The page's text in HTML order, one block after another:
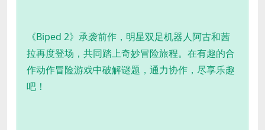
《Biped 2》承袭前作，明星双足机器人阿古和茜
拉再度登场，共同踏上奇妙冒险旅程。在有趣的合
作动作冒险游戏中破解谜题，通力协作，尽享乐趣
吧！